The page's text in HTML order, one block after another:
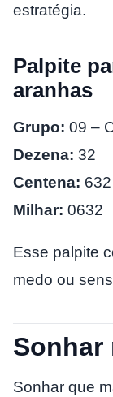
estratégia.
Palpite
aranhas
Grupo: 09 –
Dezena: 32
Centena: 632
Milhar: 0632
Esse palpite
medo ou
Sonhar
Sonhar que